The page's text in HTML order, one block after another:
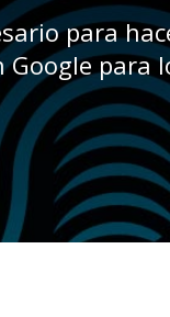
para
Google para